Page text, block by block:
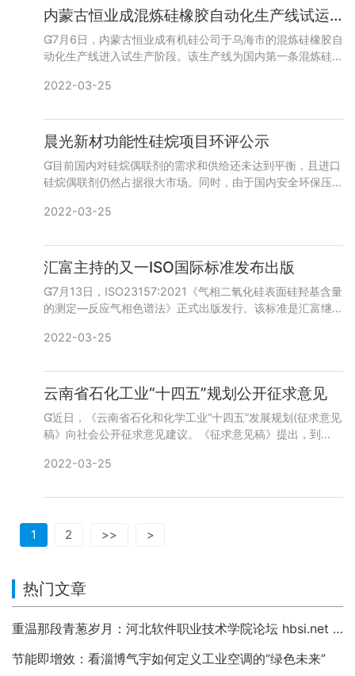
内蒙古恒业成混炼硅橡胶自动化生产线试运行
7月6日，内蒙古恒业成有机硅公司于乌海市的混炼硅橡胶自
动化生产线进入试生产阶段。该生产线为国内第一条混炼硅橡
的沉淀
2022-03-25
晨光新材功能性硅烷项目环评公示
目前国内对硅烷偶联剂的需求和供给还未达到平衡，且进口
硅烷偶联剂仍然占据很大市场。同时，由于国内安全环保压
材料股份有限公司
2022-03-25
汇富主持的又一ISO国际标准发布出版
7月13日，ISO23157:2021《气相二氧化硅表面硅羟基含量
的测定—反应气相色谱法》正式出版发行。该标准是汇富继
2022-03-25
云南省石化工业“十四五”规划公开征求意见
近日，《云南省石化和化学工业“十四五”发展规划(征求意见
稿》向社会公开征求意见建议。《征求意见稿》提出，到
化工、煤化工
2022-03-25
1 2 >> >
热门文章
重温那段青葱岁月：河北软件职业技术学院论坛 hbsi.net —— 2007 年至今的校园数字记忆
节能即增效：看淄博气宇如何定义工业空调的“绿色未来”